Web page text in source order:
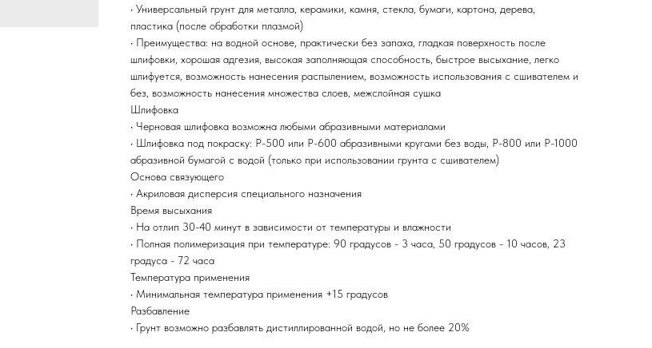
• Универсальный грунт для металла, керамики, камня, стекла, бумаги, картона, дерева,
пластика (после обработки плазмой)
• Преимущества: на водной основе, практически без запаха, гладкая поверхность после
шлифовки, хорошая адгезия, высокая заполняющая способность, быстрое высыхание, легко
шлифуется, возможность нанесения распылением, возможность использования с сшивателем и
без, возможность нанесения множества слоев, межслойная сушка
Шлифовка
• Черновая шлифовка возможна любыми абразивными материалами
• Шлифовка под покраску: Р-500 или Р-600 абразивными кругами без воды, Р-800 или Р-1000
абразивной бумагой с водой (только при использовании грунта с сшивателем)
Основа связующего
• Акриловая дисперсия специального назначения
Время высыхания
• На отлип 30-40 минут в зависимости от температуры и влажности
• Полная полимеризация при температуре: 90 градусов - 3 часа, 50 градусов - 10 часов, 23
градуса - 72 часа
Температура применения
• Минимальная температура применения +15 градусов
Разбавление
• Грунт возможно разбавлять дистиллированной водой, но не более 20%